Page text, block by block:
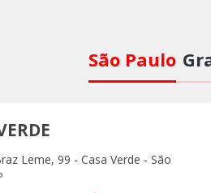
São Paulo
Leme, 99 - Casa Verde - São